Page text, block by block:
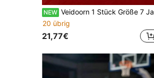
NEW Veidoorn 1 Stück Größe 7 Jahr des Drachen Limited Basketball, rutschfest, langanhaltend, verschleißfest, Basketball für Indoor, Outdoor und Straßentraining, Geschenk für Männer und Jugendliche
20 übrig
21,77€